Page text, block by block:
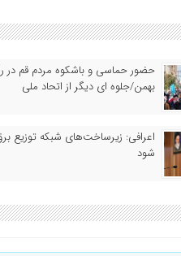
بهمن/جلوه ای دیگر از اتحاد ملی
اعرافی: زیرساخت‌های شبکه توزیع
شود